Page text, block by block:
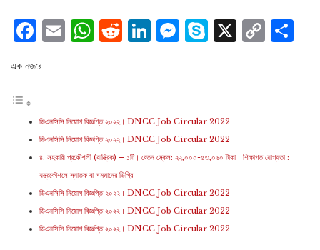
Facebook
Email
WhatsApp
Reddit
LinkedIn
Messenger
Skype
X
এক নজরে
ডিএনসিসি নিয়োগ বিজ্ঞপ্তি ২০২২। DNCC Job Circular 2022
ডিএনসিসি নিয়োগ বিজ্ঞপ্তি ২০২২। DNCC Job Circular 2022
৪. সহকারী প্রকৌশলী (যান্ত্রিক) – ১টি। বেতন স্কেল: ২২,০০০-৫৩,০৬০ টাকা। শিক্ষাগত যোগ্যতা :
যন্ত্রকৌশলে স্নাতক বা সমমানের ডিগ্রি।
ডিএনসিসি নিয়োগ বিজ্ঞপ্তি ২০২২। DNCC Job Circular 2022
ডিএনসিসি নিয়োগ বিজ্ঞপ্তি ২০২২। DNCC Job Circular 2022
ডিএনসিসি নিয়োগ বিজ্ঞপ্তি ২০২২। DNCC Job Circular 2022